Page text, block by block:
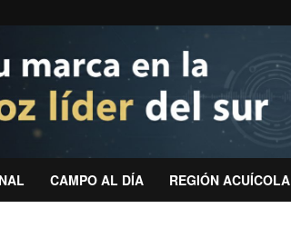
CAMPO AL DÍA REGIÓN ACUÍCOLA